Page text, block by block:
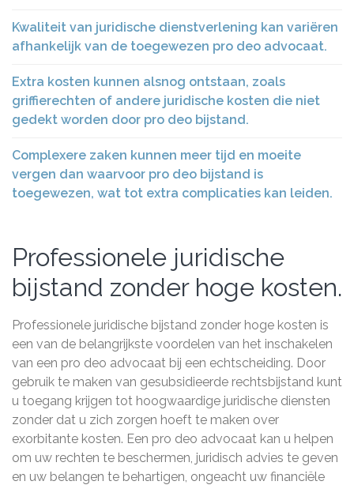
Kwaliteit van juridische dienstverlening kan variëren
afhankelijk van de toegewezen pro deo advocaat.
Extra kosten kunnen alsnog ontstaan, zoals
griffierechten of andere juridische kosten die niet
gedekt worden door pro deo bijstand.
Complexere zaken kunnen meer tijd en moeite
vergen dan waarvoor pro deo bijstand is
toegewezen, wat tot extra complicaties kan leiden.
Professionele juridische
bijstand zonder hoge kosten.
Professionele juridische bijstand zonder hoge kosten is
een van de belangrijkste voordelen van het inschakelen
van een pro deo advocaat bij een echtscheiding. Door
gebruik te maken van gesubsidieerde rechtsbijstand kunt
u toegang krijgen tot hoogwaardige juridische diensten
zonder dat u zich zorgen hoeft te maken over
exorbitante kosten. Een pro deo advocaat kan u helpen
om uw rechten te beschermen, juridisch advies te geven
en uw belangen te behartigen, ongeacht uw financiële